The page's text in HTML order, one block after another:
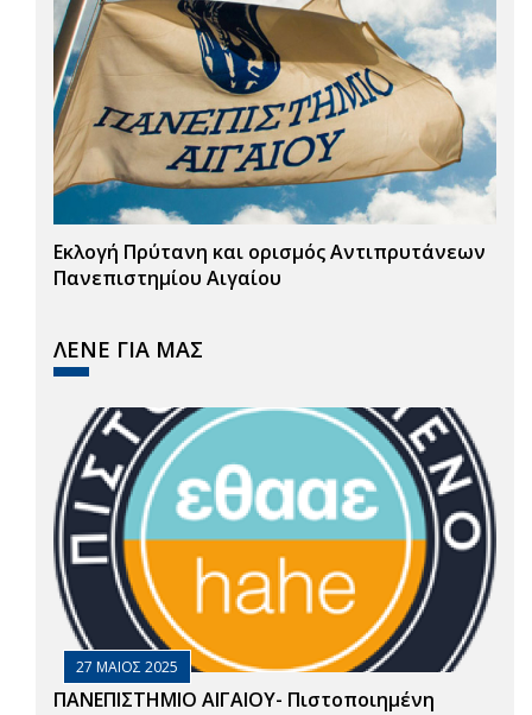
Εκλογή Πρύτανη και ορισμός Αντιπρυτάνεων
Πανεπιστημίου Αιγαίου
ΛΕΝΕ ΓΙΑ ΜΑΣ
27 ΜΑΙΟΣ 2025
ΠΑΝΕΠΙΣΤΗΜΙΟ ΑΙΓΑΙΟΥ- Πιστοποιημένη